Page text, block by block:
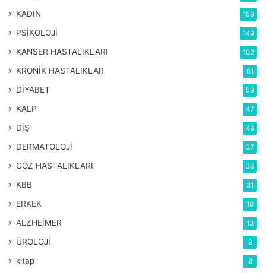
KADIN 159
PSİKOLOJİ 149
KANSER HASTALIKLARI 102
KRONİK HASTALIKLAR 61
DİYABET 59
KALP 47
DİŞ 46
DERMATOLOJİ 37
GÖZ HASTALIKLARI 36
KBB 31
ERKEK 18
ALZHEİMER 13
ÜROLOJİ 9
kitap 8